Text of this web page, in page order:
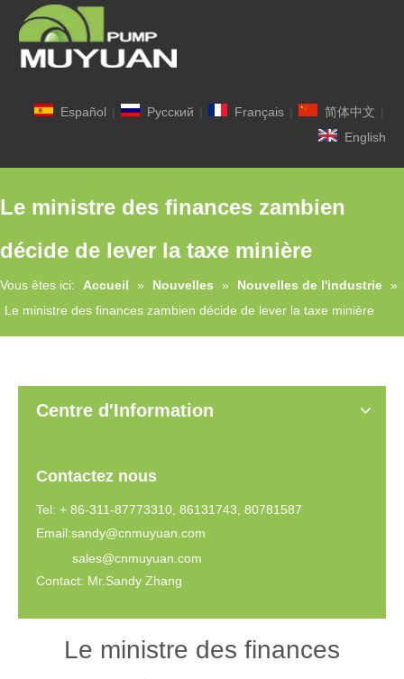
Español | Pусский | Français | 简体中文 |
English
Le ministre des finances zambien
décide de lever la taxe minière
Vous êtes ici: Accueil » Nouvelles » Nouvelles de l'industrie »
Le ministre des finances zambien décide de lever la taxe minière
Centre d'Information
Contactez nous
Tel: + 86-311-87773310, 86131743, 80781587
Email:sandy@cnmuyuan.com
sales@cnmuyuan.com
Contact: Mr.Sandy Zhang
Le ministre des finances